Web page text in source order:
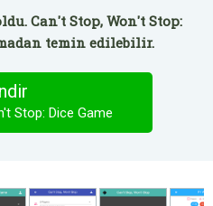
Can't Stop, Won't Stop:
temin edilebilir.
Stop: Dice Game